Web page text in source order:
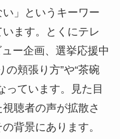
」というキーワー
ます。とくにテレ
ー企画、選挙応援中
の頬張り方”や“茶碗
っています。見た目
聴者の声が拡散さ
背景にあります。